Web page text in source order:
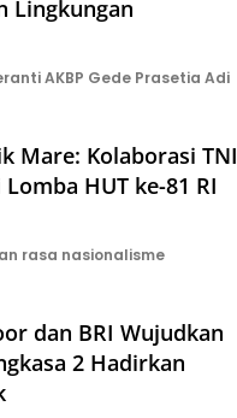
Lingkungan
AKBP Gede Prasetia Adi
Mare: Kolaborasi TNI
HUT ke-81 RI
rasa nasionalisme
dan BRI Wujudkan
2 Hadirkan